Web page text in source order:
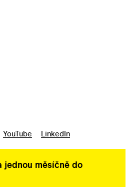
YouTube LinkedIn
jednou měsíčně do